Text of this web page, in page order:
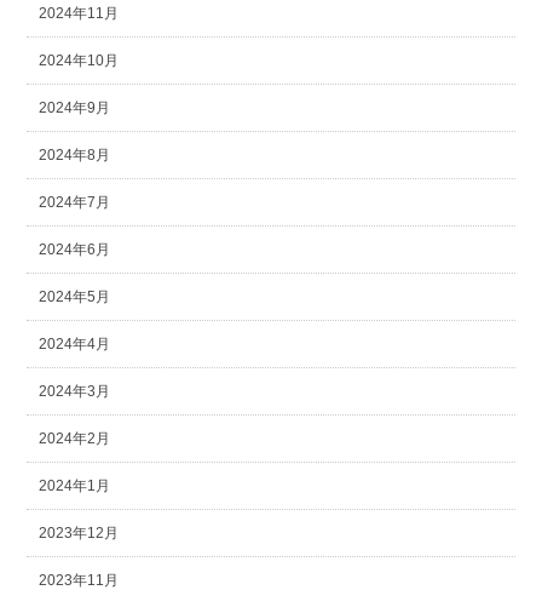
2024年11月
2024年10月
2024年9月
2024年8月
2024年7月
2024年6月
2024年5月
2024年4月
2024年3月
2024年2月
2024年1月
2023年12月
2023年11月